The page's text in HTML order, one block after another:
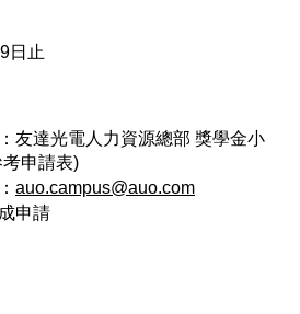
日止
友達光電人力資源總部 獎學金小
申請表)
auo.campus@auo.com
申請